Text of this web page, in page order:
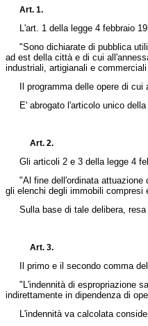
Art. 1.
L'art. 1 della legge 4 febbraio
"Sono dichiarate di pubblica
ad est della città e di cui
industriali, artigianali e
Il programma delle opere di cui
E' abrogato l'articolo unico della
Art. 2.
Gli articoli 2 e 3 della legge 4
"Al fine dell'ordinata attuazione
gli elenchi degli immobili compresi
Sulla base di tale delibera, resa
Art. 3.
Il primo e il secondo comma
"L'indennità di espropriazione
indirettamente in dipendenza di
L'indennità va calcolata